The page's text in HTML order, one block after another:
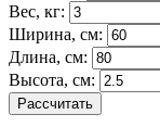
Вес, кг:
Ширина, см:
Длина, см:
Высота, см:
Рассчитать